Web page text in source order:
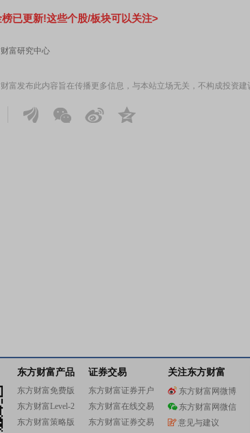
榜已更新!这些个股/板块可以关注>
富研究中心
富发布此内容旨在传播更多信息，与本站立场无关，不构成投资建
东方财富产品
东方财富免费版
东方财富Level-2
东方财富策略版
证券交易
东方财富证券开户
东方财富在线交易
东方财富证券交易
关注东方财富
东方财富网微博
东方财富网微信
意见与建议